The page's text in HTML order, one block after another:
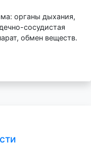
органы дыхания,
сосудистая
обмен веществ.